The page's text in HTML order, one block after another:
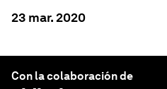
23 mar. 2020
Con la colaboración de